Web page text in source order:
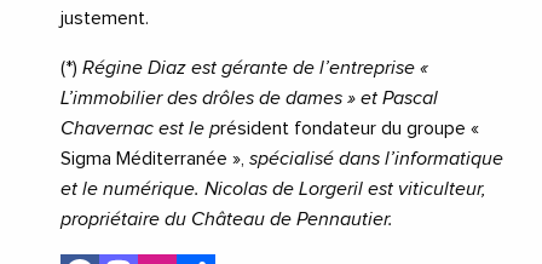
justement.
(*) Régine Diaz est gérante de l’entreprise «
L’immobilier des drôles de dames » et Pascal
Chavernac est le président fondateur du groupe «
Sigma Méditerranée », spécialisé dans l’informatique
et le numérique. Nicolas de Lorgeril est viticulteur,
propriétaire du Château de Pennautier.